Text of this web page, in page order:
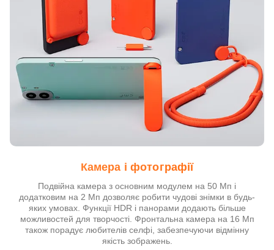
Камера і фотографії
Подвійна камера з основним модулем на 50 Мп і
додатковим на 2 Мп дозволяє робити чудові знімки в будь-
яких умовах. Функції HDR і панорами додають більше
можливостей для творчості. Фронтальна камера на 16 Мп
також порадує любителів селфі, забезпечуючи відмінну
якість зображень.